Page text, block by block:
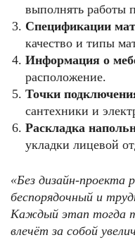
выполнять работы
Спецификации
качество и типы
Информация о
расположение.
Точки
сантехники и
Раскладка
укладки лицевой
«Без дизайн-проекта
беспорядочный и
Каждый этап тогда
влечёт за собой